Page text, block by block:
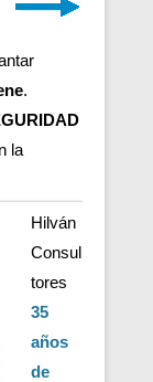
.
la
Hilván
Consul
tores
35
años
de